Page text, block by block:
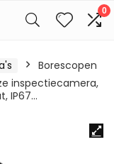
0
Borescopen
inspectiecamera,
IP67…